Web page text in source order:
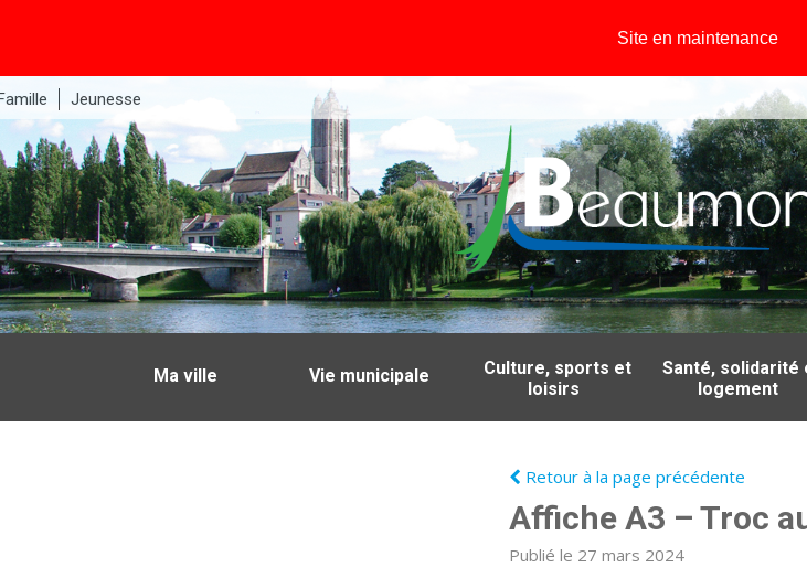
Jeunesse
Ma ville Vie municipale
Culture, sports et
loisirs
Santé, solidarité
logement
Retour à la page précédente
Affiche A3 – Troc
Publié le 27 mars 2024
Site en maintenance